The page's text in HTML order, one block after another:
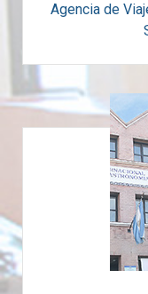
Agencia de